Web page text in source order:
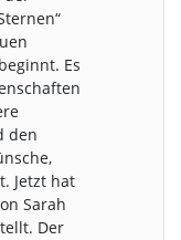
Es
den
Jetzt hat
Sarah
Der